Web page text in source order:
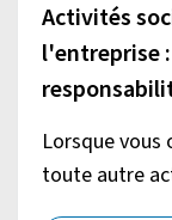
Activités
l'entreprise
Lorsque vous
toute autre